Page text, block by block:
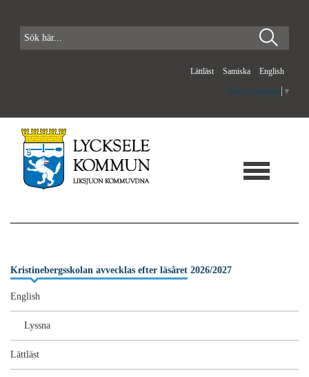
Lättläst Samiska English
Select Language ▼
Kristinebergsskolan avvecklas efter läsåret 2026/2027
English
Lyssna
Lättläst